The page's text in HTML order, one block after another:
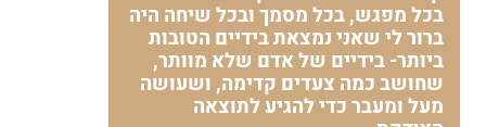
בכל מפגש, בכל מסמך ובכל שיחה היה
ברור לי שאני נמצאת בידיים הטובות
ביותר- בידיים של אדם שלא מוותר,
שחושב כמה צעדים קדימה, ושעושה
מעל ומעבר כדי להגיע לתוצאה